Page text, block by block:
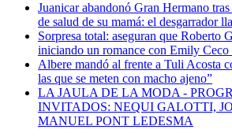
Juanicar abandonó Gran Hermano
de salud de su mamá: el desgarrador
Sorpresa total: aseguran que Roberto
iniciando un romance con Emily
Albere mandó al frente a Tuli Acosta
las que se meten con macho ajeno”
LA JAULA DE LA MODA -
INVITADOS: NEQUI GALOTTI,
MANUEL PONT LEDESMA